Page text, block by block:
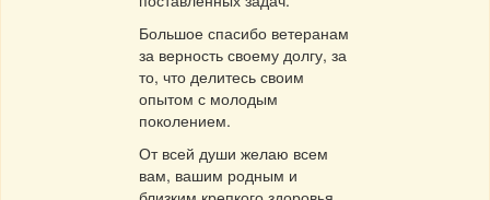
Большое спасибо ветеранам
за верность своему долгу, за
то, что делитесь своим
опытом с молодым
поколением.
От всей души желаю всем
вам, вашим родным и